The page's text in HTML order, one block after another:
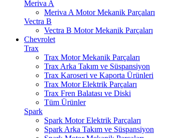
Meriva A
Meriva A Motor Mekanik Parçaları
Vectra B
Vectra B Motor Mekanik Parçaları
Chevrolet
Trax
Trax Motor Mekanik Parçaları
Trax Arka Takım ve Süspansiyon
Trax Karoseri ve Kaporta Ürünleri
Trax Motor Elektrik Parçaları
Trax Fren Balatası ve Diski
Tüm Ürünler
Spark
Spark Motor Elektrik Parçaları
Spark Arka Takım ve Süspansiyon